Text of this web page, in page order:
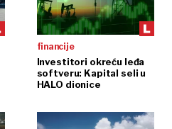
financije
Investitori okreću leđa
softveru: Kapital seli u
HALO dionice